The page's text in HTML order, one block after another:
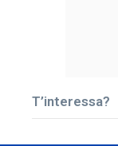
T’interessa?